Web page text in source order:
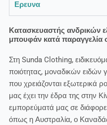
Ερευνα
Κατασκευαστής ανδρικών
μπουφάν κατά παραγγελία
Στη Sunda Clothing,
ποιότητας, μοναδικών ειδών
που χρειάζονται εξωτερικά
μας έχει την έδρα της στην
εμπορεύματά μας σε
όπως η Αυστραλία, ο